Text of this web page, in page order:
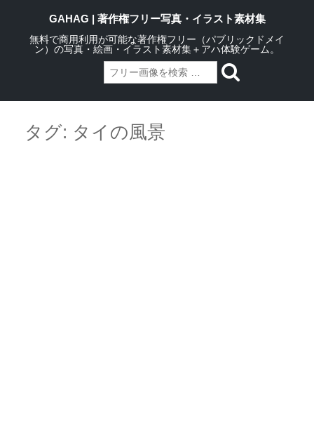
GAHAG | 著作権フリー写真・イラスト素材集
無料で商用利用が可能な著作権フリー（パブリックドメイ
ン）の写真・絵画・イラスト素材集＋アハ体験ゲーム。
contentタグ: タイの風景